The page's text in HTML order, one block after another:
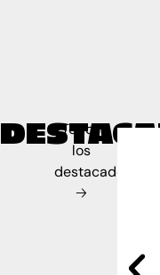
Todos
los
destacados
🡢